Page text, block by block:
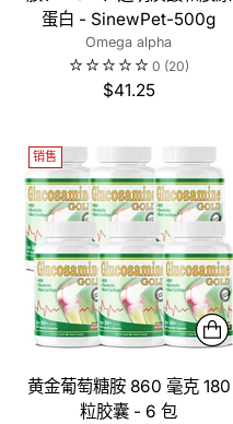
蛋白 - SinewPet-500g
Omega alpha
0 (20)
$41.25
销售
黄金葡萄糖胺 860 毫克 180
粒胶囊 - 6 包